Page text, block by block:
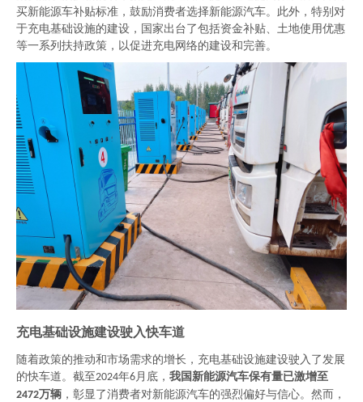
买新能源车补贴标准，鼓励消费者选择新能源汽车。 此外， 特别对
于充电基础设施的建设，国家出台了包括资金补贴、土地使用优惠
等一系列扶持政策，以促进充电网络的建设和完善。
充电基础设施建设驶入快车道
随着政策的推动和市场需求的增长，充电基础设施建设驶入了发展
的快车道。截至2024年6 月底， 我国新能源汽车保有量已激增至
2472万辆 ，彰显了消费者对新能源汽车的强烈偏好与信心。然而，